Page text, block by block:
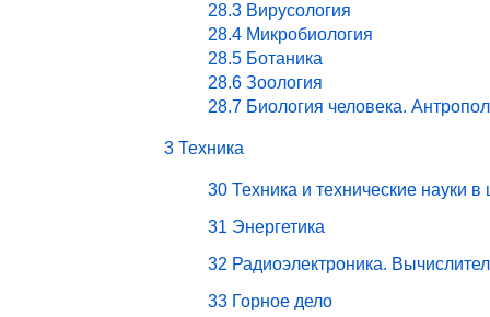
28.3 Вирусология
28.4 Микробиология
28.5 Ботаника
28.6 Зоология
28.7 Биология человека.
3 Техника
30 Техника и технические науки в
31 Энергетика
32 Радиоэлектроника.
33 Горное дело